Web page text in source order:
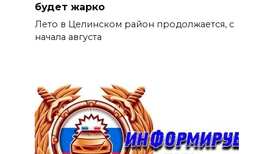
будет жарко
Лето в Целинском район продолжается, с
начала августа